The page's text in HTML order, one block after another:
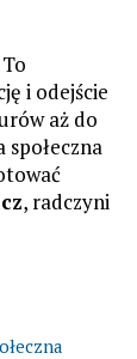
i odejście
aż do
, radczyni